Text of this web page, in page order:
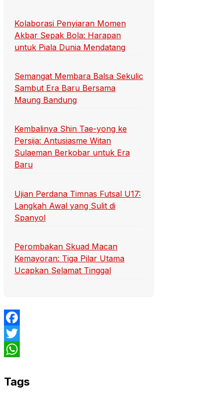
Kolaborasi Penyiaran Momen
Akbar Sepak Bola: Harapan
untuk Piala Dunia Mendatang
Semangat Membara Balsa Sekulic
Sambut Era Baru Bersama
Maung Bandung
Kembalinya Shin Tae-yong ke
Persija: Antusiasme Witan
Sulaeman Berkobar untuk Era
Baru
Ujian Perdana Timnas Futsal U17:
Langkah Awal yang Sulit di
Spanyol
Perombakan Skuad Macan
Kemayoran: Tiga Pilar Utama
Ucapkan Selamat Tinggal
Facebook
Twitter
Tags